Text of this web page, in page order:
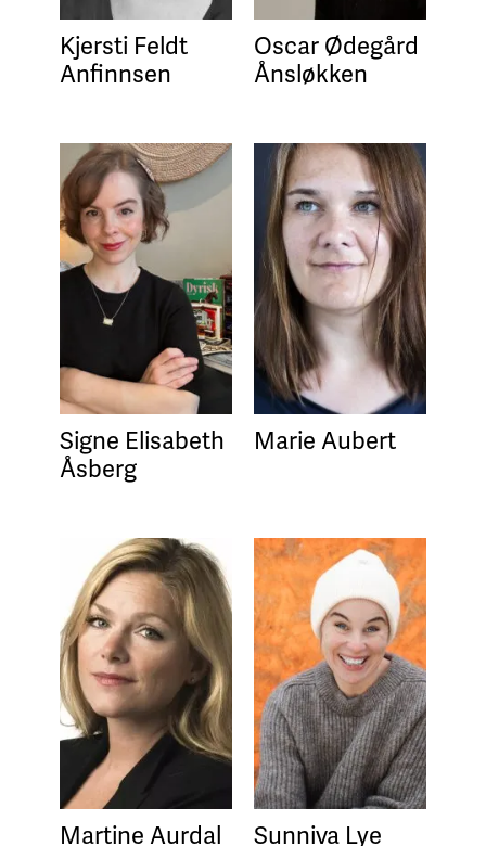
Kjersti Feldt
Anfinnsen
Oscar Ødegård
Ånsløkken
Signe Elisabeth
Åsberg
Marie Aubert
Martine Aurdal Sunniva Lye